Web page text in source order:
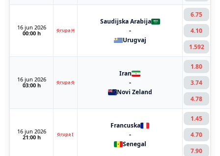
16 jun 2026
00:00 h
Grupa H
Saudijska Arabija
-
Urugvaj
6.75
4.10
1.592
16 jun 2026
03:00 h
Grupa G
Iran
-
Novi Zeland
1.80
3.74
4.78
16 jun 2026
21:00 h
Grupa I
Francuska
-
Senegal
1.45
4.70
7.90